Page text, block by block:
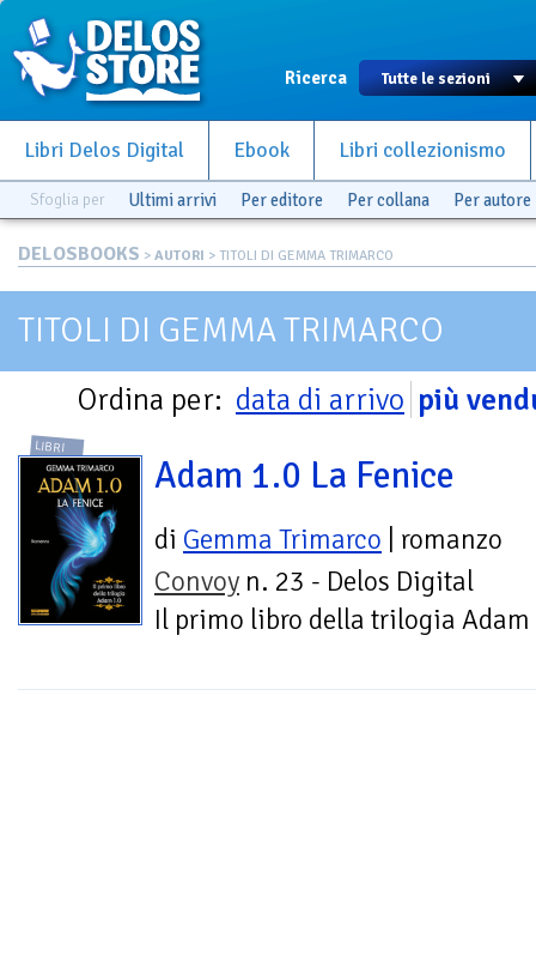
Ricerca
Libri Delos Digital Ebook Libri collezionismo
Sfoglia per Ultimi arrivi Per editore Per collana Per autore
DELOSBOOKS > AUTORI > TITOLI DI GEMMA TRIMARCO
TITOLI DI GEMMA TRIMARCO
Ordina per: data di arrivo più
LIBRI
Adam 1.0 La Fenice
di Gemma Trimarco | romanzo
Convoy n. 23 - Delos Digital
Il primo libro della trilogia